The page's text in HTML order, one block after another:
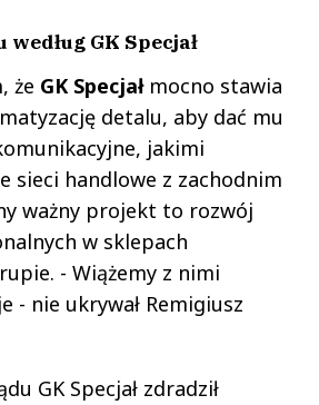
GK Specjał
że GK Specjał mocno stawia
detalu, aby dać mu
jakimi
sieci handlowe z zachodnim
ważny projekt to rozwój
w sklepach
- Wiążemy z nimi
- nie ukrywał Remigiusz
GK Specjał zdradził